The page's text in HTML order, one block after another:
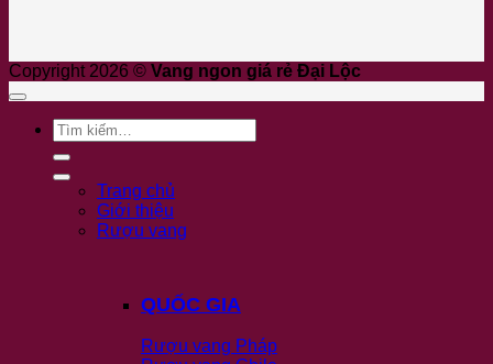
Copyright 2026 © Vang ngon giá rẻ Đại Lộc
Tìm
kiếm:
Trang chủ
Giới thiệu
Rượu vang
QUỐC GIA
Rượu vang Pháp